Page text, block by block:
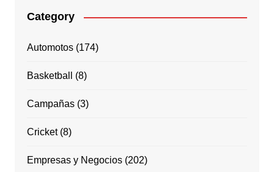
Category
Automotos(174)
Basketball (8)
Campañas(3)
Cricket(8)
Empresas y Negocios(202)